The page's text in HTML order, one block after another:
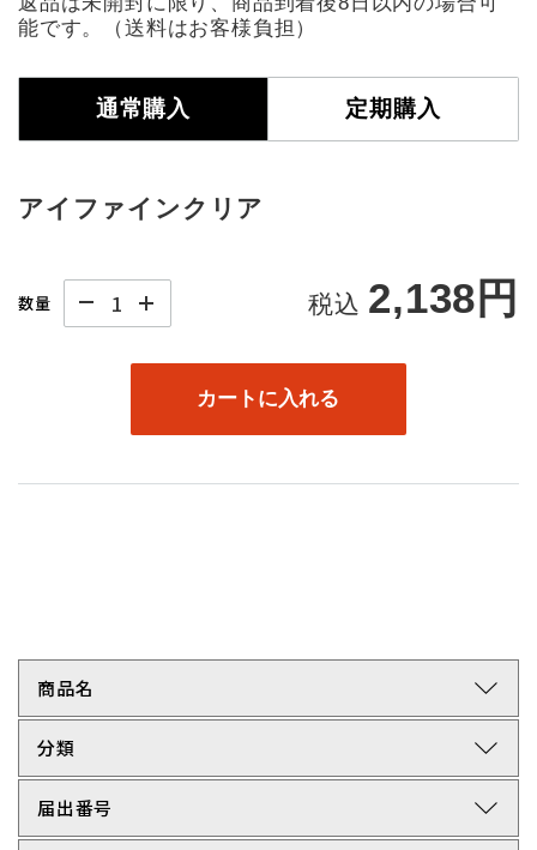
能です。（送料はお客様負担）
通常購入 定期購入
アイファインクリア
税込 2,138円
数量
カートに入れる
商品名 arrow_forward_ios
分類 arrow_forward_ios
届出番号 arrow_forward_ios